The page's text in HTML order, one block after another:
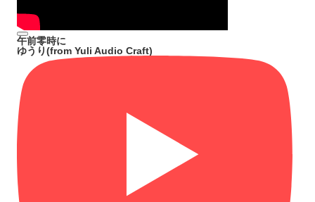
午前零時に
ゆうり(from Yuli Audio Craft)